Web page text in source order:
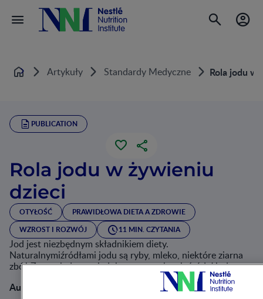
Home Artykuły Standardy Medyczne Rola jodu w
PUBLICATION
Rola jodu w żywieniu
dzieci
OTYŁOŚĆ
PRAWIDŁOWA DIETA A ZDROWIE
WZROST I ROZWÓJ
11 MIN. CZYTANIA
Jod jest niezbędnym składnikiem diety.
Naturalnymiźródłami jodu są ryby, mleko, niektóre ziarna
zbóż.Ze względu na niedobory naturalnych źródeł joduw
Author(s):